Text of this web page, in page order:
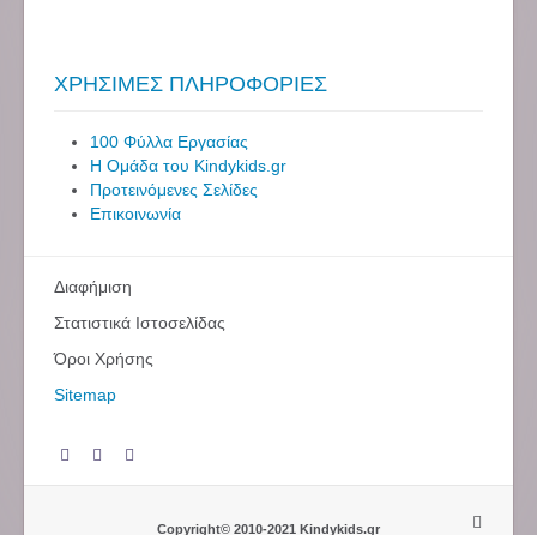
ΧΡΗΣΙΜΕΣ ΠΛΗΡΟΦΟΡΙΕΣ
100 Φύλλα Εργασίας
Η Ομάδα του Kindykids.gr
Προτεινόμενες Σελίδες
Επικοινωνία
Διαφήμιση
Στατιστικά Ιστοσελίδας
Όροι Χρήσης
Sitemap
Copyright© 2010-2021 Kindykids.gr